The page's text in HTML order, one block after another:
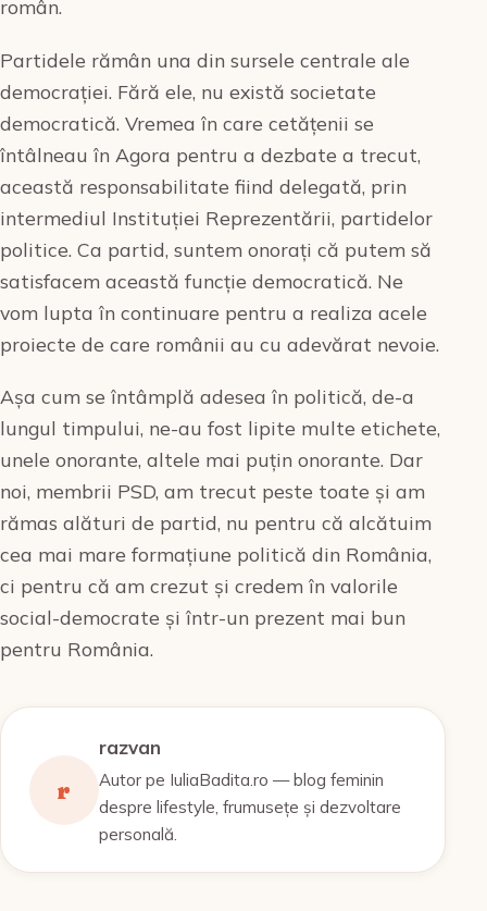
român.
Partidele rămân una din sursele centrale ale
democrației. Fără ele, nu există societate
democratică. Vremea în care cetățenii se
întâlneau în Agora pentru a dezbate a trecut,
această responsabilitate fiind delegată, prin
intermediul Instituției Reprezentării, partidelor
politice. Ca partid, suntem onorați că putem să
satisfacem această funcție democratică. Ne
vom lupta în continuare pentru a realiza acele
proiecte de care românii au cu adevărat nevoie.
Așa cum se întâmplă adesea în politică, de-a
lungul timpului, ne-au fost lipite multe etichete,
unele onorante, altele mai puțin onorante. Dar
noi, membrii PSD, am trecut peste toate și am
rămas alături de partid, nu pentru că alcătuim
cea mai mare formațiune politică din România,
ci pentru că am crezut și credem în valorile
social-democrate și într-un prezent mai bun
pentru România.
r
razvan
Autor pe IuliaBadita.ro — blog feminin
despre lifestyle, frumusețe și dezvoltare
personală.